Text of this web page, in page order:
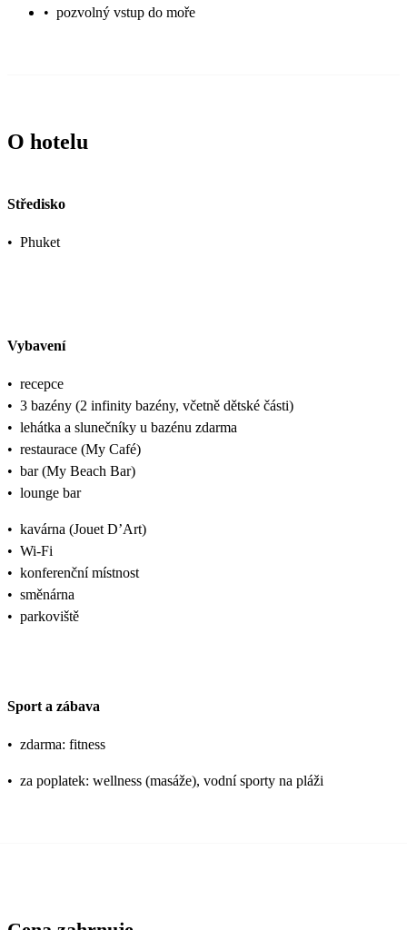
• pozvolný vstup do moře
O hotelu
Středisko
• Phuket
Vybavení
• recepce
• 3 bazény (2 infinity bazény, včetně dětské části)
• lehátka a slunečníky u bazénu zdarma
• restaurace (My Café)
• bar (My Beach Bar)
• lounge bar
• kavárna (Jouet D’Art)
• Wi-Fi
• konferenční místnost
• směnárna
• parkoviště
Sport a zábava
• zdarma: fitness
• za poplatek: wellness (masáže), vodní sporty na pláži